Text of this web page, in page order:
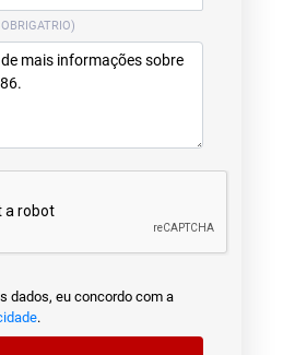
dados, eu concordo com a
.